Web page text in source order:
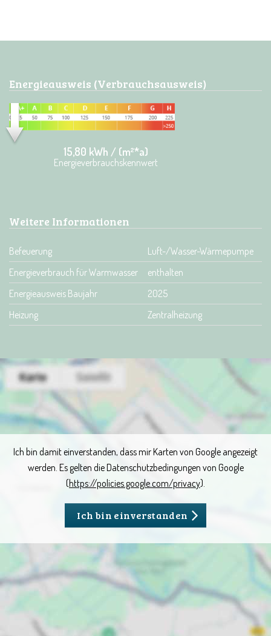
Energieausweis (Verbrauchsausweis)
15,80 kWh / (m²*a)
Energieverbrauchskennwert
Weitere Informationen
Befeuerung
Luft-/Wasser-Wärmepumpe
Energieverbrauch für Warmwasser
enthalten
Energieausweis Baujahr
2025
Heizung
Zentralheizung
Ich bin damit einverstanden, dass mir Karten von Google angezeigt
werden. Es gelten die Datenschutzbedingungen von Google
(https://policies.google.com/privacy).
Ich bin einverstanden